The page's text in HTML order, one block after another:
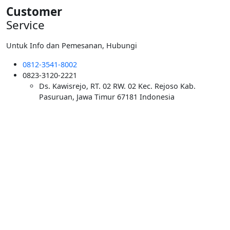
Customer
Service
Untuk Info dan Pemesanan, Hubungi
0812-3541-8002
0823-3120-2221
Ds. Kawisrejo, RT. 02 RW. 02 Kec. Rejoso Kab.
Pasuruan, Jawa Timur 67181 Indonesia